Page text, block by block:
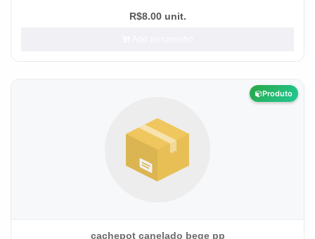
R$8.00 unit.
Produto
cachepot canelado bege pp